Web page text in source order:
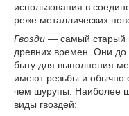
использования в
реже металлических
Гвозди — самый старый
древних времен. Они
быту для выполнения
имеют резьбы и обычно
чем шурупы. Наиболее
виды гвоздей: